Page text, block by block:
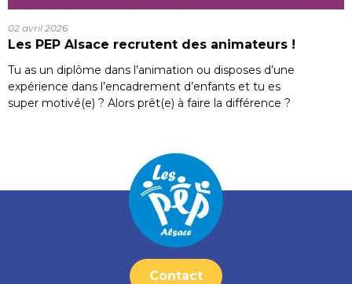
02 avril 2026
Les PEP Alsace recrutent des animateurs !
Tu as un diplôme dans l’animation ou disposes d’une
expérience dans l’encadrement d’enfants et tu es
super motivé(e) ? Alors prêt(e) à faire la différence ?
Contact